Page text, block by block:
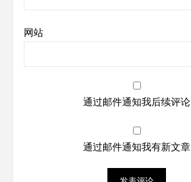
网站
通过邮件通知我后续评论
通过邮件通知我有新文章